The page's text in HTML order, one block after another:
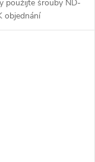
použijte šrouby ND-
objednání
Rozměr: 37,6x45,6